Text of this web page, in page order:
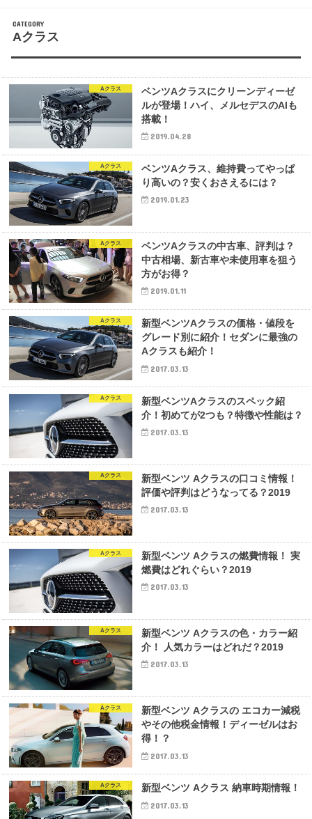
Aクラス
Aクラス
ベンツAクラスにクリーンディーゼ
ルが登場！ハイ、メルセデスのAIも
搭載！
2019.04.28
Aクラス
ベンツAクラス、維持費ってやっぱ
り高いの？安くおさえるには？
2019.01.23
Aクラス
ベンツAクラスの中古車、評判は？
中古相場、新古車や未使用車を狙う
方がお得？
2019.01.11
Aクラス
新型ベンツAクラスの価格・値段を
グレード別に紹介！セダンに最強の
Aクラスも紹介！
2017.03.13
Aクラス
新型ベンツAクラスのスペック紹
介！初めてが2つも？特徴や性能は？
2017.03.13
Aクラス
新型ベンツ Aクラスの口コミ情報！
評価や評判はどうなってる？2019
2017.03.13
Aクラス
新型ベンツ Aクラスの燃費情報！ 実
燃費はどれぐらい？2019
2017.03.13
Aクラス
新型ベンツ Aクラスの色・カラー紹
介！ 人気カラーはどれだ？2019
2017.03.13
Aクラス
新型ベンツ Aクラスの エコカー減税
やその他税金情報！ディーゼルはお
得！？
2017.03.13
Aクラス 新型ベンツ Aクラス 納車時期情報！
2017.03.13